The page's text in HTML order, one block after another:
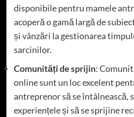
disponibile pentru mamele
acoperă o gamă largă de
și vânzări la gestionarea
sarcinilor.
Comunități de sprijin:
online sunt un loc excelent
antreprenor să se întâlnească,
experiențele și să se sprijine